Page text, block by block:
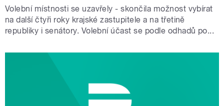
Volební místnosti se uzavřely - skončila možnost vybírat
na další čtyři roky krajské zastupitele a na třetině
republiky i senátory. Volební účast se podle odhadů po...